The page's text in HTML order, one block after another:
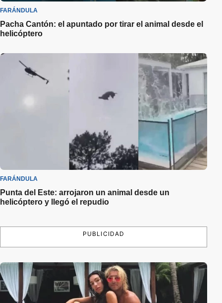
FARÁNDULA
Pacha Cantón: el apuntado por tirar el animal desde el
helicóptero
FARÁNDULA
Punta del Este: arrojaron un animal desde un
helicóptero y llegó el repudio
PUBLICIDAD